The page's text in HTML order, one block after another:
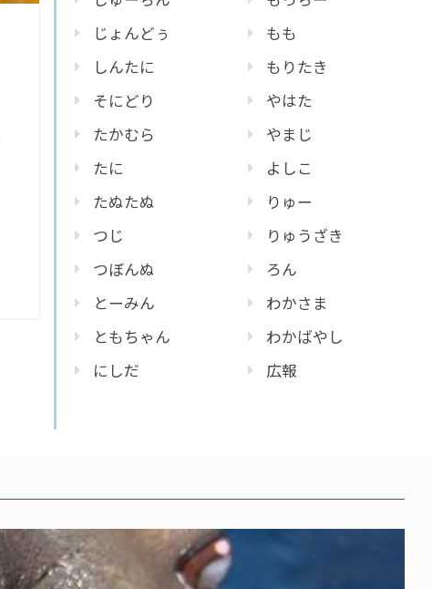
じょんどぅ
しんたに
そにどり
たかむら
たに
たぬたぬ
つじ
つぼんぬ
とーみん
ともちゃん
にしだ
もも
もりたき
やはた
やまじ
よしこ
りゅー
りゅうざき
ろん
わかさま
わかばやし
広報